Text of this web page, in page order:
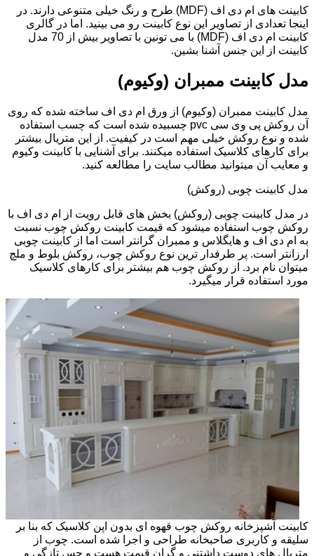
کابینت های ام دی اف (MDF) طرح و رنگ خیلی متنوعی دارند. در
اینجا تعدادی از تصاویر این نوع کابینت رو می بینید. اما در گالری
کابینت ام دی اف (MDF) با می تونین با تصاویر بیش از 70 مدل
کابینت از این جنس آشنا بشین.
مدل کابینت ممبران (وکیوم)
مدل کابینت ممبران (وکیوم) از ورق ام دی اف ساخته شده که روی
آن روکش پی وی سی pvc چسبیده شده است که چسب استفاده
شده و نوع روکش خیلی مهم است در کیفیت. از این متریال بیشتر
برای کارهای کلاسیک استفاده میکنند. برای آشنایی با کابینت وکیوم
و معایب آن میتوانید مطالب سایت را مطالعه کنید.
مدل کابینت چوبی (روکش)
در مدل کابینت چوبی (روکش) بخش های قابل رویت از ام دی اف با
روکش چوب استفاده میشود که قیمت کابینت روکش چوب نسبت
به ام دی اف و هایگلاس و ممبران گرانتر است اما از کابینت چوبی
ارزانتر است. پر طرفدار ترین نوع روکش چوب، روکش بلوط و ملچ
میتوان نام برد. از روکش چوب هم بیشتر برای کارهای کلاسیک
مورد استفاده قرار میگیرد.
کابینت آشپزخانه روکش چوب قهوه ای بدون اپن کلاسیک که بنا بر
سلیقه و کاربری صاحبخانه طراحی و اجرا شده است. چوب از
متریال های دوست داشتنی و گران قیمت هست و حس تازگی و